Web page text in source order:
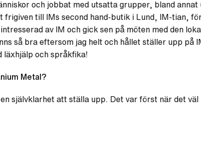
och jobbat med utsatta grupper, bland
frigiven till IMs second hand-butik i Lund, IM-tian,
av IM och gick sen på möten med den
så bra eftersom jag helt och hållet ställer upp på
läxhjälp och språkfika!
Metal?
självklarhet att ställa upp. Det var först när det väl